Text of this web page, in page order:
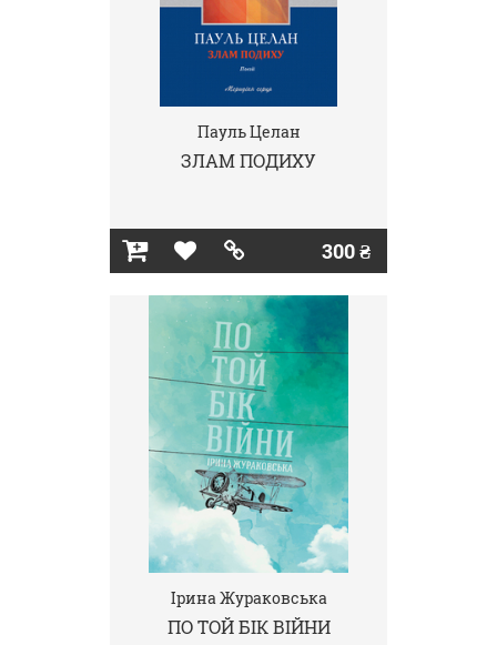
Пауль Целан
ЗЛАМ ПОДИХУ
300 ₴
Ірина Жураковська
ПО ТОЙ БІК ВІЙНИ